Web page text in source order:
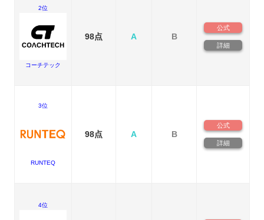
2位
コーチテック
98点 A B
公式
詳細
3位
RUNTEQ
98点 A B
公式
詳細
4位